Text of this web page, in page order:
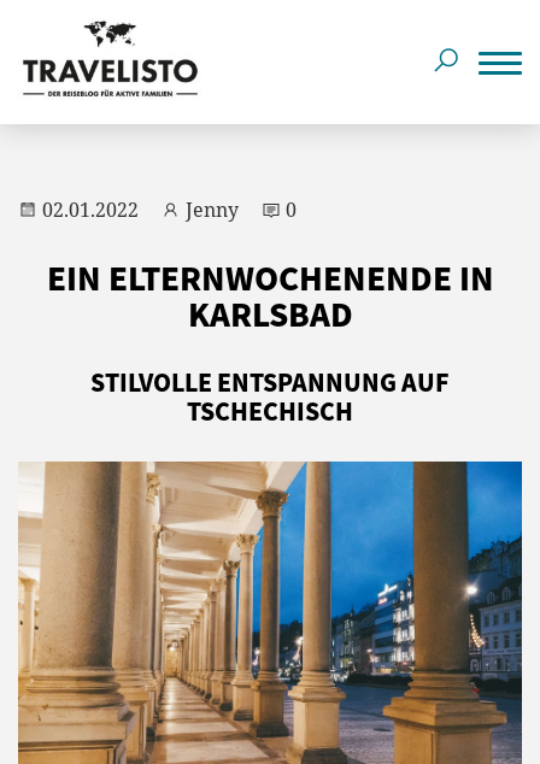
02.01.2022 Jenny 0
EIN ELTERNWOCHENENDE IN
KARLSBAD
STILVOLLE ENTSPANNUNG AUF
TSCHECHISCH